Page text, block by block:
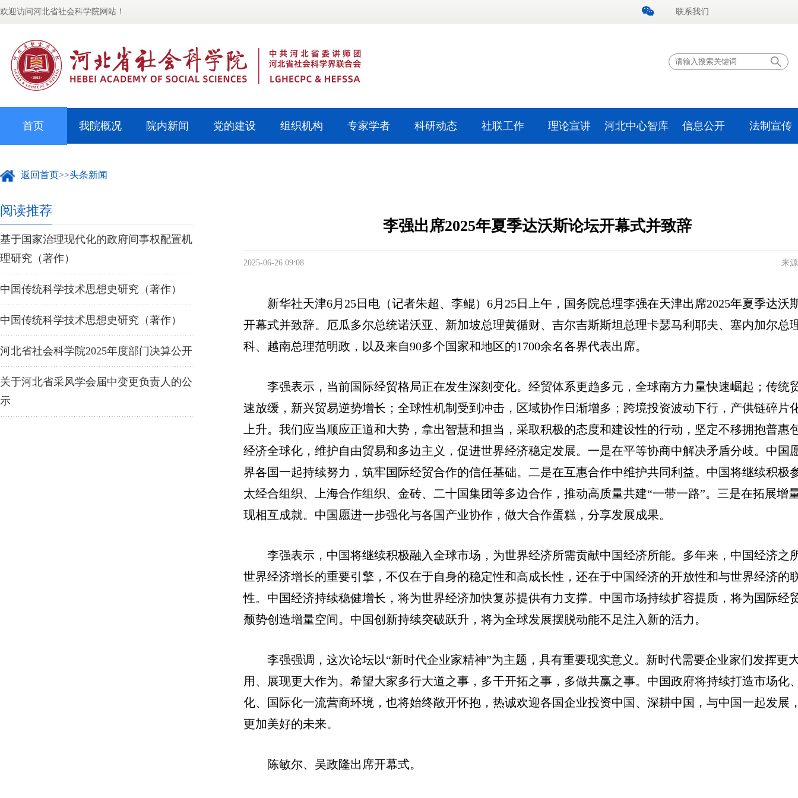
欢迎访问河北省社会科学院网站！ 联系我们
首页 我院概况 院内新闻 党的建设 组织机构 专家学者 科研动态 社联工作 理论宣讲 河北中心智库 信息公开 法制宣传
返回首页>>头条新闻
李强出席2025年夏季达沃斯论坛开幕式并致辞
2025-06-26 09:08 来
新华社天津6月25日电（记者朱超、李鲲）6月25日上午，国务院总理李强在天津出席2025年夏季达沃
开幕式并致辞。厄瓜多尔总统诺沃亚、新加坡总理黄循财、吉尔吉斯斯坦总理卡瑟马利耶夫、塞内加尔总
科、越南总理范明政，以及来自90多个国家和地区的1700余名各界代表出席。
李强表示，当前国际经贸格局正在发生深刻变化。经贸体系更趋多元，全球南方力量快速崛起；传统
速放缓，新兴贸易逆势增长；全球性机制受到冲击，区域协作日渐增多；跨境投资波动下行，产供链碎片
上升。我们应当顺应正道和大势，拿出智慧和担当，采取积极的态度和建设性的行动，坚定不移拥抱普惠
经济全球化，维护自由贸易和多边主义，促进世界经济稳定发展。一是在平等协商中解决矛盾分歧。中国
界各国一起持续努力，筑牢国际经贸合作的信任基础。二是在互惠合作中维护共同利益。中国将继续积极
太经合组织、上海合作组织、金砖、二十国集团等多边合作，推动高质量共建“一带一路”。三是在拓展增
现相互成就。中国愿进一步强化与各国产业协作，做大合作蛋糕，分享发展成果。
李强表示，中国将继续积极融入全球市场，为世界经济所需贡献中国经济所能。多年来，中国经济之
世界经济增长的重要引擎，不仅在于自身的稳定性和高成长性，还在于中国经济的开放性和与世界经济的
性。中国经济持续稳健增长，将为世界经济加快复苏提供有力支撑。中国市场持续扩容提质，将为国际经
颓势创造增量空间。中国创新持续突破跃升，将为全球发展摆脱动能不足注入新的活力。
李强强调，这次论坛以“新时代企业家精神”为主题，具有重要现实意义。新时代需要企业家们发挥更
用、展现更大作为。希望大家多行大道之事，多干开拓之事，多做共赢之事。中国政府将持续打造市场化
化、国际化一流营商环境，也将始终敞开怀抱，热诚欢迎各国企业投资中国、深耕中国，与中国一起发展
更加美好的未来。
陈敏尔、吴政隆出席开幕式。
阅读推荐
基于国家治理现代化的政府间事权配置机
理研究（著作）
中国传统科学技术思想史研究（著作）
中国传统科学技术思想史研究（著作）
河北省社会科学院2025年度部门决算公开
关于河北省采风学会届中变更负责人的公
示